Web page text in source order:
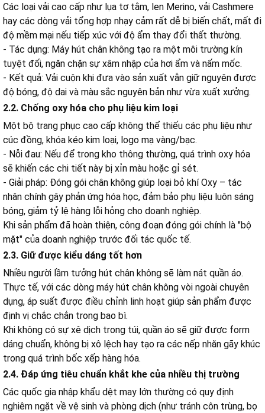
Các loại vải cao cấp như lụa tơ tằm, len Merino, vải Cashmere
hay các dòng vải tổng hợp nhạy cảm rất dễ bị biến chất, mất đi
độ mềm mại nếu tiếp xúc với độ ẩm thay đổi thất thường.
- Tác dụng: Máy hút chân không tạo ra một môi trường kín
tuyệt đối, ngăn chặn sự xâm nhập của hơi ẩm và nấm mốc.
- Kết quả: Vải cuộn khi đưa vào sản xuất vẫn giữ nguyên được
độ bóng, độ dai và màu sắc nguyên bản như vừa xuất xưởng.
2.2. Chống oxy hóa cho phụ liệu kim loại
Một bộ trang phục cao cấp không thể thiếu các phụ liệu như
cúc đồng, khóa kéo kim loại, logo mạ vàng/bạc.
- Nỗi đau: Nếu để trong kho thông thường, quá trình oxy hóa
sẽ khiến các chi tiết này bị xỉn màu hoặc gỉ sét.
- Giải pháp: Đóng gói chân không giúp loại bỏ khí Oxy – tác
nhân chính gây phản ứng hóa học, đảm bảo phụ liệu luôn sáng
bóng, giảm tỷ lệ hàng lỗi hỏng cho doanh nghiệp.
Khi sản phẩm đã hoàn thiện, công đoạn đóng gói chính là "bộ
mặt" của doanh nghiệp trước đối tác quốc tế.
2.3. Giữ được kiểu dáng tốt hơn
Nhiều người lầm tưởng hút chân không sẽ làm nát quần áo.
Thực tế, với các dòng máy hút chân không vòi ngoài chuyên
dụng, áp suất được điều chỉnh linh hoạt giúp sản phẩm được
định vị chắc chắn trong bao bì.
Khi không có sự xê dịch trong túi, quần áo sẽ giữ được form
dáng chuẩn, không bị xô lệch hay tạo ra các nếp nhăn gãy khúc
trong quá trình bốc xếp hàng hóa.
2.4. Đáp ứng tiêu chuẩn khắt khe của nhiều thị trường
Các quốc gia nhập khẩu dệt may lớn thường có quy định
nghiêm ngặt về vệ sinh và phòng dịch (như tránh côn trùng, bọ